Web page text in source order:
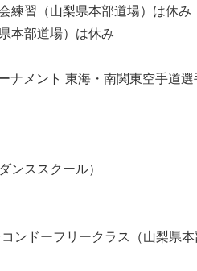
習（山梨県本部道場）は休み
本部道場）は休み
メント 東海・南関東空手道
ススクール）
ドーフリークラス（山梨県